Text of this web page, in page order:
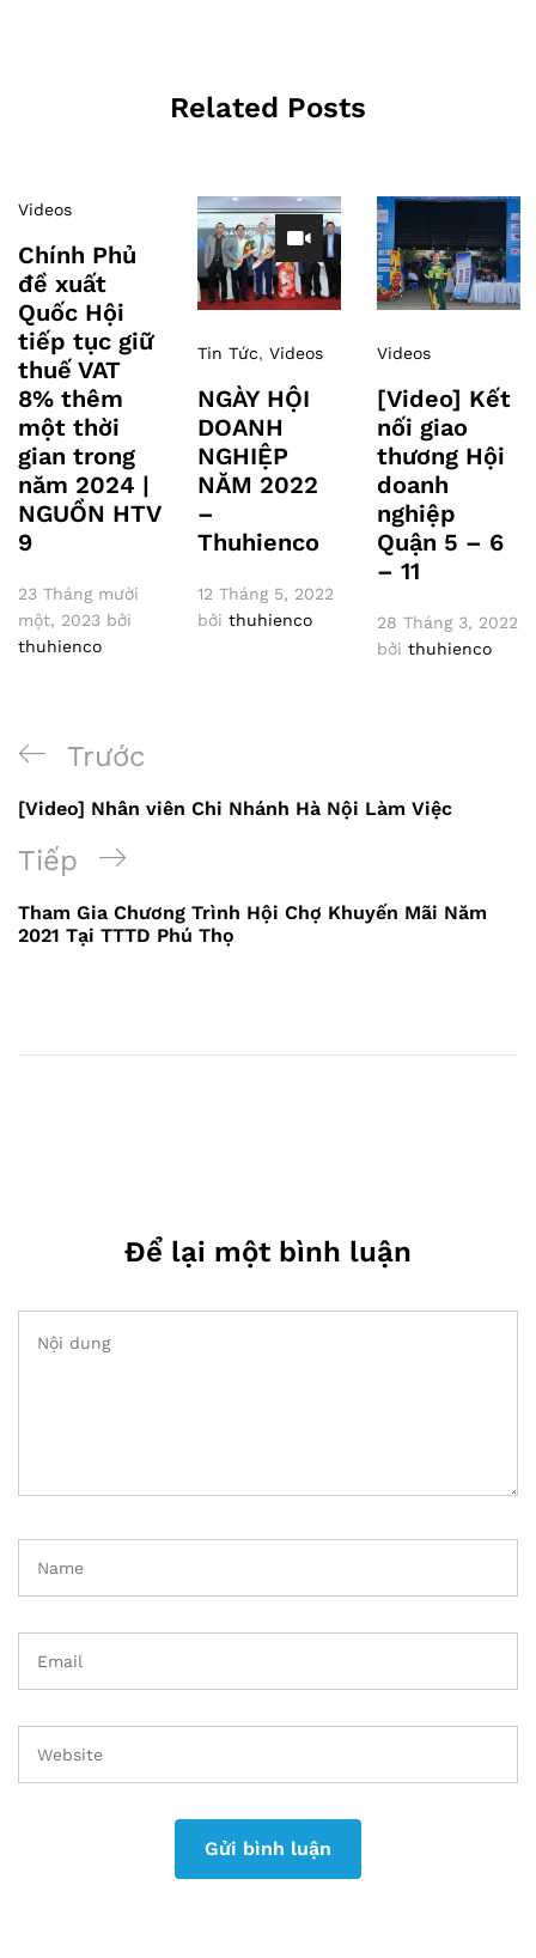
Related Posts
Videos
Chính Phủ
đề xuất
Quốc Hội
tiếp tục giữ
thuế VAT
8% thêm
một thời
gian trong
năm 2024 |
NGUỒN HTV
9
23 Tháng mười
một, 2023 bởi
thuhienco
Tin Tức, Videos
NGÀY HỘI
DOANH
NGHIỆP
NĂM 2022
–
Thuhienco
12 Tháng 5, 2022
bởi thuhienco
Videos
[Video] Kết
nối giao
thương Hội
doanh
nghiệp
Quận 5 – 6
– 11
28 Tháng 3, 2022
bởi thuhienco
Điều
hướng
bài
viết
Bài
trước
Trước
[Video] Nhân viên Chi Nhánh Hà Nội Làm Việc
Bài
tiếp
theo
Tiếp
Tham Gia Chương Trình Hội Chợ Khuyến Mãi Năm
2021 Tại TTTD Phú Thọ
Để lại một bình luận